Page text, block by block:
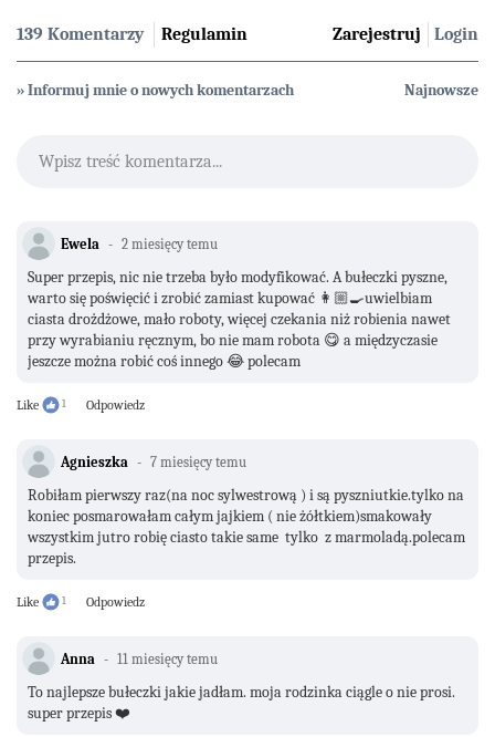
139 Komentarzy Regulamin Login
Zarejestruj
» Informuj mnie o nowych komentarzach Najnowsze
Wpisz treść komentarza...
Ewela 2 miesięcy temu
Super przepis, nic nie trzeba było modyfikować. A bułeczki pyszne,
warto się poświęcić i zrobić zamiast kupować 👩🏼‍🍳uwielbiam
ciasta drożdżowe, mało roboty, więcej czekania niż robienia nawet
przy wyrabianiu ręcznym, bo nie mam robota 😋 a międzyczasie
jeszcze można robić coś innego 😂 polecam
Like 1 Odpowiedz
Agnieszka 7 miesięcy temu
Robiłam pierwszy raz(na noc sylwestrową ) i są pyszniutkie.tylko na
koniec posmarowałam całym jajkiem ( nie żółtkiem)smakowały
wszystkim jutro robię ciasto takie same tylko z marmoladą.polecam
przepis.
Like 1 Odpowiedz
Anna 11 miesięcy temu
To najlepsze bułeczki jakie jadłam. moja rodzinka ciągle o nie prosi.
super przepis ❤️